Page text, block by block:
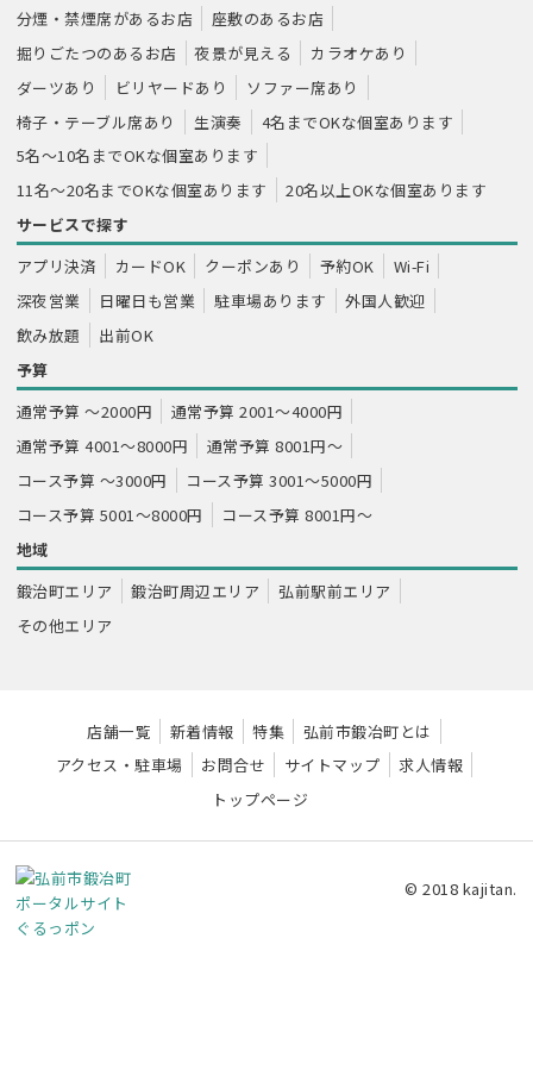
分煙・禁煙席があるお店
座敷のあるお店
掘りごたつのあるお店
夜景が見える
カラオケあり
ダーツあり
ビリヤードあり
ソファー席あり
椅子・テーブル席あり
生演奏
4名までOKな個室あります
5名～10名までOKな個室あります
11名～20名までOKな個室あります
20名以上OKな個室あります
サービスで探す
アプリ決済
カードOK クーポンあり 予約OK
Wi-Fi
深夜営業
日曜日も営業 駐車場あります
外国人歓迎
飲み放題
出前OK
予算
通常予算 ～2000円
通常予算 2001～4000円
通常予算 4001～8000円
通常予算 8001円～
コース予算 ～3000円
コース予算 3001～5000円
コース予算 5001～8000円
コース予算 8001円～
地域
鍛治町エリア
鍛治町周辺エリア
弘前駅前エリア
その他エリア
店舗一覧 新着情報 特集
弘前市鍛冶町とは
アクセス・駐車場
お問合せ サイトマップ
求人情報
トップページ
© 2018 kajitan.